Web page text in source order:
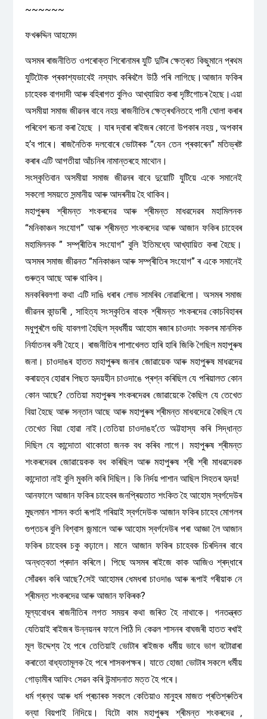
~~~~~~
ফখৰুদ্দিন আহমেদ
অসমৰ ৰাজনীতিত ওপৰোক্ত শিৰোনামৰ যুটি দুটিৰ ক্ষেত্ৰত কিছুমানে প্ৰথম
যুটিটোক প্ৰকাশ্যভাবেই নস্যাৎ কৰিবলৈ উঠি পৰি লাগিছে।আজান ফকিৰ
চাহেবক বাগদাদী আৰু বহিৰাগত বুলিও আখ্যায়িত কৰা দৃষ্টিগোচৰ হৈছে।এয়া
অসমীয়া সমাজ জীৱনৰ বাবে নহয় ৰাজনীতিৰ ক্ষেত্ৰখনিতহে পানী ঘোলা কৰাৰ
পৰিবেশ ৰচনা কৰা হৈছে । যাৰ দ্বাৰা ৰাইজৰ কোনো উপকাৰ নহয় , অপকাৰ
হ’ব পাৰে। ৰাজনৈতিক দলবোৰে ভোটাৰক “যেন তেন প্ৰকাৰেন” মতিভ্ৰষ্ট
কৰাৰ এটি আগতীয়া আঁচনিৰ নামান্তৰহে মাথোন।
সংস্কৃতিবান অসমীয়া সমাজ জীৱনৰ বাবে দুয়োটি যুটিয়ে একে সমানেই
সকলো সময়তে সন্মানীয় আৰু আদৰনীয় হৈ থাকিব।
মহাপুৰুষ শ্ৰীমন্ত শংকৰদেৱ আৰু শ্ৰীমন্ত মাধৱদেৱৰ মহামিলনক
“মনিকাঞ্চন সংযোগ” আৰু শ্ৰীমন্ত শংকৰদেৱ আৰু আজান ফকিৰ চাহেবৰ
মহামিলনক ” সম্প্ৰীতিৰ সংযোগ” বুলি ইতিমধ্যে আখ্যায়িত কৰা হৈছে।
অসমৰ সমাজ জীৱনত “মনিকাঞ্চন আৰু সম্প্ৰীতিৰ সংযোগ” ৰ একে সমানেই
গুৰুত্ব আছে আৰু থাকিব।
মনকৰিবলগা কথা এটি দাঙি ধৰাৰ লোভ সামৰিব নোৱাৰিলো। অসমৰ সমাজ
জীৱনৰ কান্ডাৰী , সাহিত্য সংস্কৃতিৰ বাহক শ্ৰীমন্ত শংকৰদেৱ কোচবিহাৰৰ
মধুপুৰলৈ গুছি যাবলগা হৈছিল স্বধৰ্মীয় আহোম ৰজাৰ চাওদাং সকলৰ মানসিক
নিৰ্যাতনৰ বলী হৈহে। ৰাজনীতিৰ পাশাখেলত হাৰি হাৰি জিকি গৈছিল মহাপুৰুষ
জনা। চাওদাঙৰ হাতত মহাপুৰুষ জনাৰ জোৱায়েক আৰু মহাপুৰুষ মাধৱদেৱ
কৰায়ত্ব হোৱাৰ পিছত হৃদয়হীন চাওদাঙে প্ৰশ্ন কৰিছিল যে পৰিয়ালত কোন
কোন আছে? তেতিয়া মহাপুৰুষ শংকৰদেৱৰ জোৱায়েকে কৈছিল যে তেখেত
বিয়া হৈছে আৰু সন্তান আছে আৰু মহাপুৰুষ শ্ৰীমন্ত মাধবদেৱে কৈছিল যে
তেখেত বিয়া হোৱা নাই।তেতিয়া চাওদাঙহ’তে অট্টহাস্য কৰি সিদ্ধান্ত
দিছিল যে কান্দোতা থাকোতা জনক বধ কৰিব লাগে। মহাপুৰুষ শ্ৰীমন্ত
শংকৰদেৱৰ জোৱায়েকক বধ কৰিছিল আৰু মহাপুৰুষ শ্ৰী শ্ৰী মাধৱদেৱক
কান্দোতা নাই বুলি মুকলি কৰি দিছিল। কি নিৰ্দয় পাশান আছিল সিহতৰ হৃদয়!
আনফালে আজান ফকিৰ চাহেবৰ জনপ্ৰিয়তাত শংকিত হৈ আহোম স্বৰ্গদেউৰ
মুছলমান শাসন কৰ্তা ৰূপাই গৰিয়াই স্বৰ্গদেউক আজান ফকিৰ চাহেব মোগলৰ
গুপ্তচৰ বুলি বিশ্বাস জন্মালে আৰু আহোম স্বৰ্গদেউৰ পৰা আজ্ঞা লৈ আজান
ফকিৰ চাহেবৰ চকু কঢ়ালে। মানে আজান ফকিৰ চাহেবক চিৰদিনৰ বাবে
অন্ধত্বতা প্ৰদান কৰিলে। পিছে অসমৰ ৰাইজে কাক আজিও শ্ৰদ্ধাৰে
সোঁৱৰন কৰি আছে?সেই আহোমৰ ধেমধৰা চাওদাঙ আৰু ৰূপাই গৰীয়াক নে
শ্ৰীমন্ত শংকৰদেৱ আৰু আজান ফকিৰক?
মূল্যবোধৰ ৰাজনীতিৰ লগত সময়ৰ কথা জৰিত হৈ নাথাকে। গনতন্ত্ৰত
যেতিয়াই ৰাইজৰ উন্নয়নৰ ফালে পিঠি দি কেৱল শাসনৰ বাঘজৰী হাতত ৰখাই
মূল উদ্দেশ্য হৈ পৰে তেতিয়াই ভোটাৰ ৰাইজক ধৰ্মীয় ভাবে ভাগ বটোৱাৰা
কৰাতো বাধ্যতামূলক হৈ পৰে শাসকপক্ষৰ। যাতে হোজা ভোটাৰ সকলে ধৰ্মীয়
গোড়ামীৰ আফিং সেৱন কৰি উন্মাদনাত মত্ত হৈ পৰে।
ধৰ্ম গ্ৰন্থ আৰু ধৰ্ম প্ৰচাৰক সকলে কেতিয়াও মানুহৰ মাজত প্ৰতিশ্ৰুতিৰ
বন্যা বিয়পাই নিদিয়ে। যিটো কাম মহাপুৰুষ শ্ৰীমন্ত শংকৰদেৱ ,